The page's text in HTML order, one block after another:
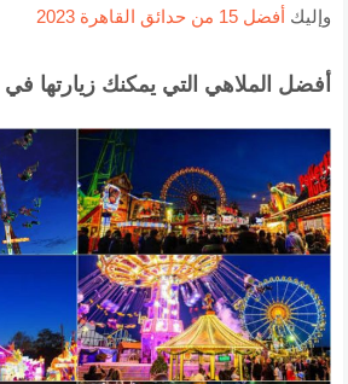
وإليك أفضل 15 من حدائق القاهرة 2023
أفضل الملاهي التي يمكنك زيارتها في